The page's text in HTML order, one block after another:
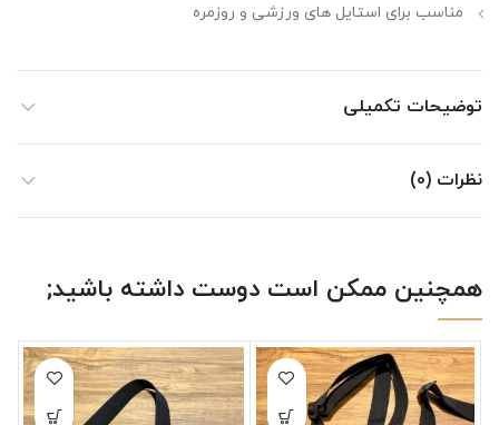
مناسب برای استایل های ورزشی و روزمره
توضیحات تکمیلی
نظرات (0)
همچنین ممکن است دوست داشته باشید;